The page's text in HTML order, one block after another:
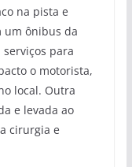
na pista e
um ônibus da
para
o motorista,
local. Outra
e levada ao
cirurgia e